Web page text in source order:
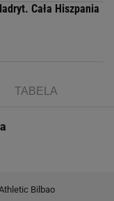
Cała Hiszpania
TABELA
Bilbao